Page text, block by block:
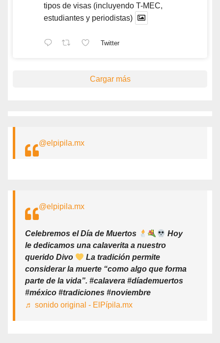
tipos de visas (incluyendo T-MEC,
estudiantes y periodistas)
Twitter
Cargar más
@elpipila.mx
@elpipila.mx
Celebremos el Día de Muertos
Hoy
le dedicamos una calaverita a nuestro
querido Divo
La tradición permite
considerar la muerte “como algo que forma
parte de la vida”. #calavera #díademuertos
#méxico #tradiciones #noviembre
♬ sonido original - ElPípila.mx